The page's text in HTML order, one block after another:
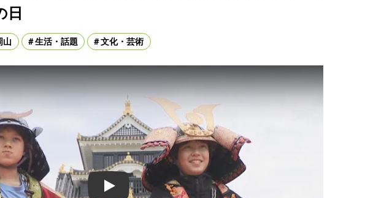
日
山 生活・話題 文化・芸術
Play